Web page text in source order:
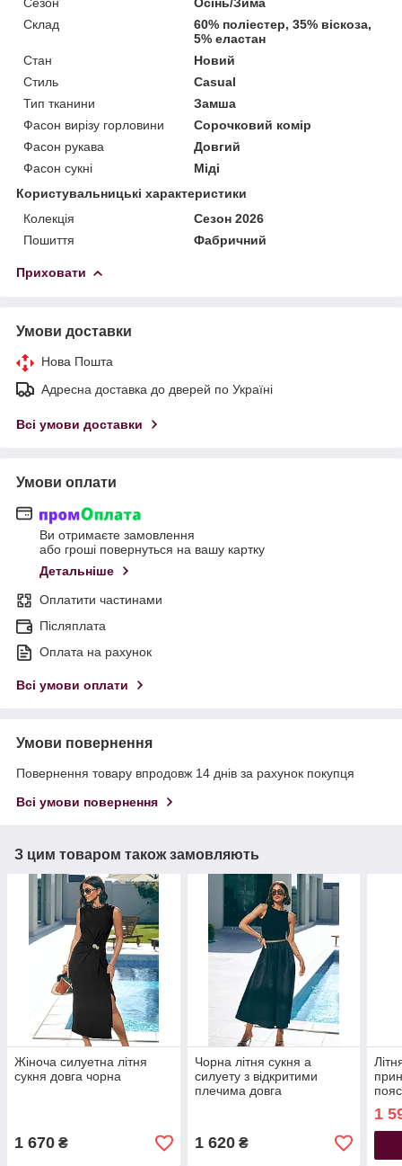
Склад
60% поліестер, 35% віскоза,
5% еластан
Стан
Новий
Стиль
Casual
Тип тканини
Замша
Фасон вирізу горловини
Сорочковий комір
Фасон рукава
Довгий
Фасон сукні
Міді
Користувальницькі характеристики
Колекція
Сезон 2026
Пошиття
Фабричний
Приховати
Умови доставки
Нова Пошта
Адресна доставка до дверей по Україні
Всі умови доставки
Умови оплати
Ви отримаєте замовлення
або гроші повернуться на вашу картку
Детальніше
Оплатити частинами
Післяплата
Оплата на рахунок
Всі умови оплати
Умови повернення
Повернення товару впродовж 14 днів за рахунок покупця
Всі умови повернення
З цим товаром також замовляють
Жіноча силуетна літня
сукня довга чорна
1 670 ₴
Чорна літня сукня а
силуету з відкритими
плечима довга
1 620₴
1